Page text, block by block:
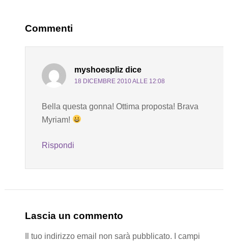
Commenti
myshoespliz dice
18 DICEMBRE 2010 ALLE 12:08
Bella questa gonna! Ottima proposta! Brava
Myriam!
Rispondi
Lascia un commento
Il tuo indirizzo email non sarà pubblicato.
I campi